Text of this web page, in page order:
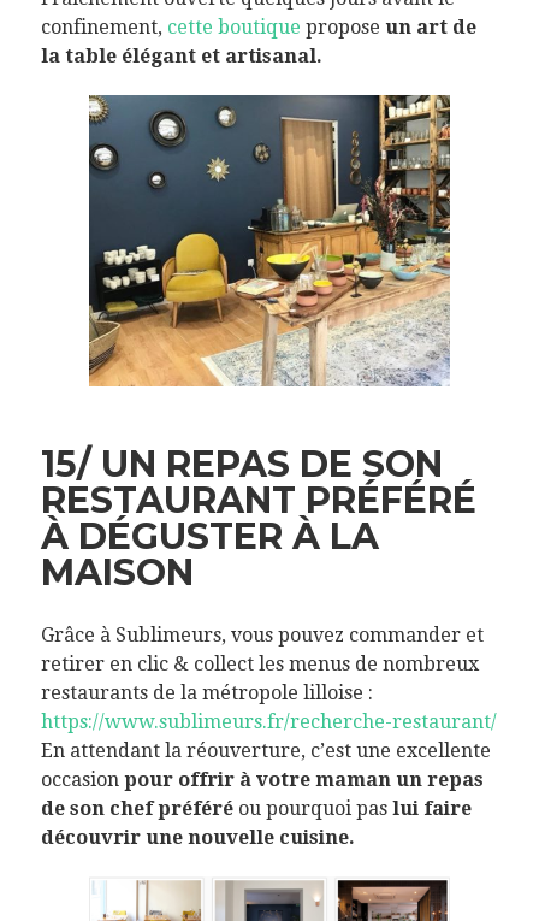
confinement, cette boutique propose un art de
la table élégant et artisanal.
15/ UN REPAS DE SON
RESTAURANT PRÉFÉRÉ
À DÉGUSTER À LA
MAISON
Grâce à Sublimeurs, vous pouvez commander et
retirer en clic & collect les menus de nombreux
restaurants de la métropole lilloise :
https://www.sublimeurs.fr/recherche-restaurant/
En attendant la réouverture, c’est une excellente
occasion pour offrir à votre maman un repas
de son chef préféré ou pourquoi pas lui faire
découvrir une nouvelle cuisine.